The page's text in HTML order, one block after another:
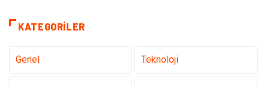
KATEGORILER
Genel Teknoloji